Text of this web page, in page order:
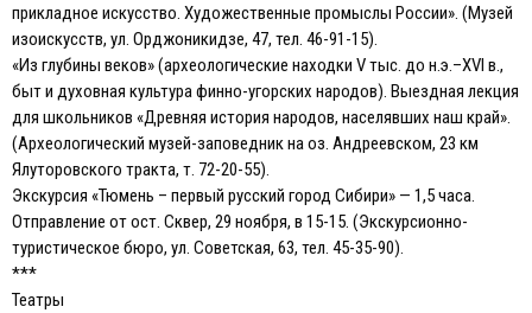
прикладное искусство. Художественные промыслы России». (Музей
изоискусств, ул. Орджоникидзе, 47, тел. 46-91-15).
«Из глубины веков» (археологические находки V тыс. до н.э.–XVI в.,
быт и духовная культура финно-угорских народов). Выездная лекция
для школьников «Древняя история народов, населявших наш край».
(Археологический музей-заповедник на оз. Андреевском, 23 км
Ялуторовского тракта, т. 72-20-55).
Экскурсия «Тюмень – первый русский город Сибири» — 1,5 часа.
Отправление от ост. Сквер, 29 ноября, в 15-15. (Экскурсионно-
туристическое бюро, ул. Советская, 63, тел. 45-35-90).
***
Театры